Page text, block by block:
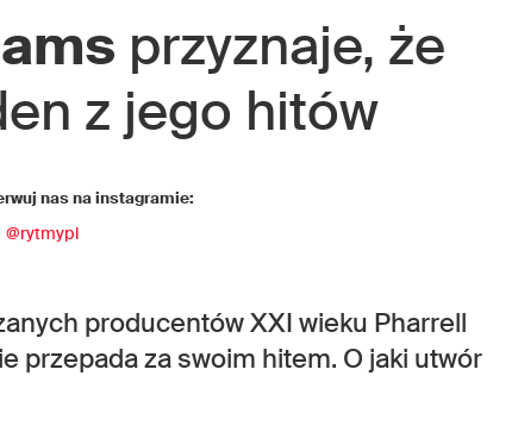
przyznaje, że
z jego hitów
nas na instagramie:
@rytmypl
producentów XXI wieku Pharrell
przepada za swoim hitem. O jaki utwór